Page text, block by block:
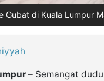
Gubat di Kuala Lumpur
– Semangat